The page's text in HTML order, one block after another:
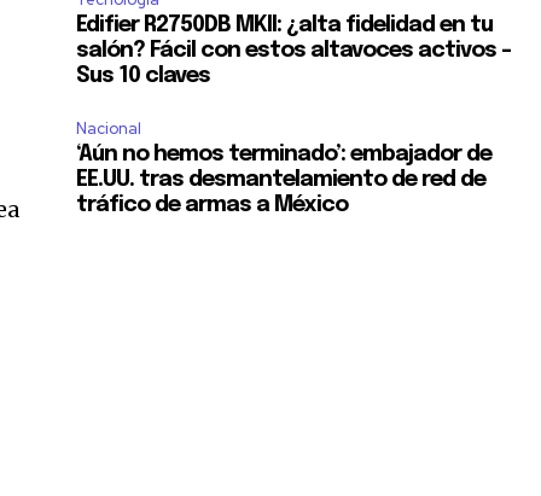
Edifier R2750DB MKII: ¿alta fidelidad en tu
salón? Fácil con estos altavoces activos –
Sus 10 claves
Nacional
‘Aún no hemos terminado’: embajador de
EE.UU. tras desmantelamiento de red de
tráfico de armas a México